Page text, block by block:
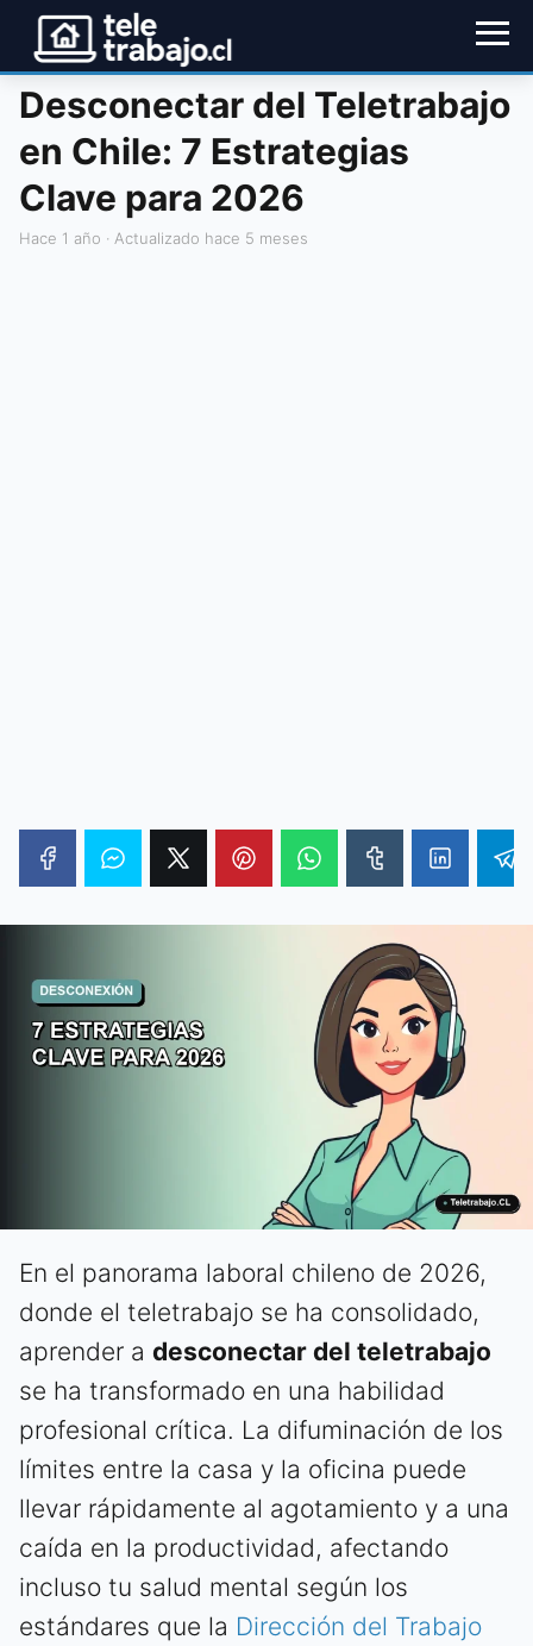
Desconectar del Teletrabajo
en Chile: 7 Estrategias
Clave para 2026
hace 1 año · Actualizado hace 5 meses
En el panorama laboral chileno de 2026,
donde el teletrabajo se ha consolidado,
aprender a desconectar del teletrabajo
se ha transformado en una habilidad
profesional crítica. La difuminación de los
límites entre la casa y la oficina puede
llevar rápidamente al agotamiento y a una
caída en la productividad, afectando
incluso tu salud mental según los
estándares que la Dirección del Trabajo